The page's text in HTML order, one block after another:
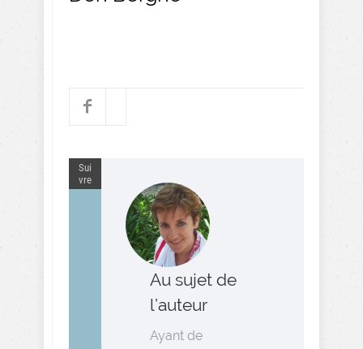
Sui
vre
Au sujet de
l’auteur
Ayant de